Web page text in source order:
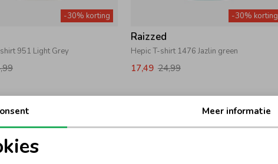
-30% korting
951 Light Grey
-30% korting
Raizzed
Hepic T-shirt 1476 Jazlin green
17,49 24,99
cookies
Meer informatie